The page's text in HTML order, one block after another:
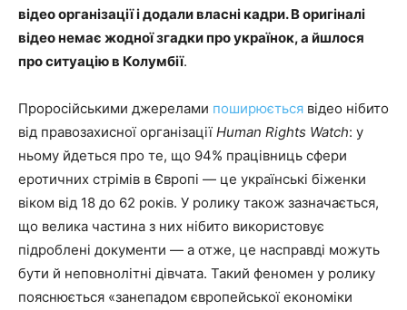
відео організації і додали власні кадри. В оригіналі
відео немає жодної згадки про українок, а йшлося
про ситуацію в Колумбії.
Проросійськими джерелами поширюється відео нібито
від правозахисної організації Human Rights Watch: у
ньому йдеться про те, що 94% працівниць сфери
еротичних стрімів в Європі — це українські біженки
віком від 18 до 62 років. У ролику також зазначається,
що велика частина з них нібито використовує
підроблені документи — а отже, це насправді можуть
бути й неповнолітні дівчата. Такий феномен у ролику
пояснюється «занепадом європейської економіки